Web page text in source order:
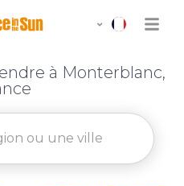
à Monterblanc,